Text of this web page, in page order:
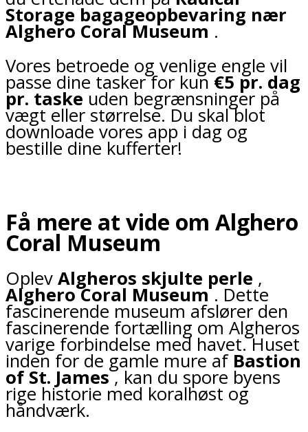
Storage bagageopbevaring nær
Alghero Coral Museum .
Vores betroede og venlige engle vil
passe dine tasker for kun €5 pr. dag
pr. taske uden begrænsninger på
vægt eller størrelse. Du skal blot
downloade vores app i dag og
bestille dine kufferter!
Få mere at vide om Alghero
Coral Museum
Oplev Algheros skjulte perle ,
Alghero Coral Museum. Dette
fascinerende museum afslører den
fascinerende fortælling om Algheros
varige forbindelse med havet. Huset
inden for de gamle mure af Bastion
of St. James, kan du spore byens
rige historie med koralhøst og
håndværk.